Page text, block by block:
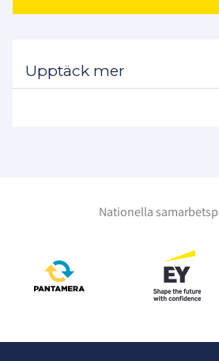
Upptäck mer
Nationella